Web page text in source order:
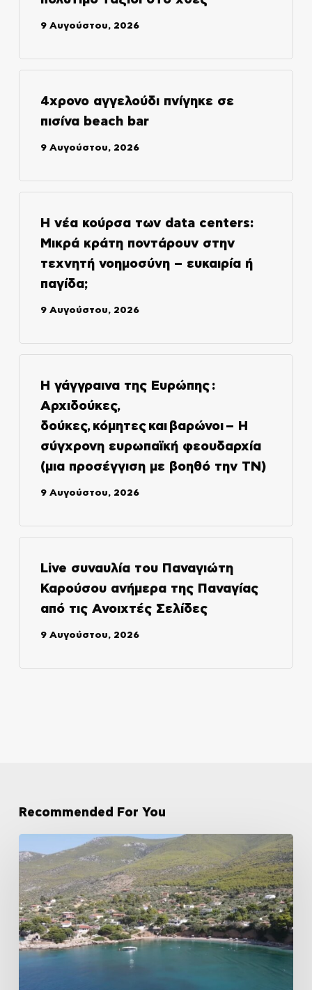
9 Αυγούστου, 2026
4χρονο αγγελούδι πνίγηκε σε
πισίνα beach bar
9 Αυγούστου, 2026
Η νέα κούρσα των data centers:
Μικρά κράτη ποντάρουν στην
τεχνητή νοημοσύνη – ευκαιρία ή
παγίδα;
9 Αυγούστου, 2026
Η γάγγραινα της Ευρώπης :
Αρχιδούκες,
δούκες, κόμητες και βαρώνοι – Η
σύγχρονη ευρωπαϊκή φεουδαρχία
(μια προσέγγιση με βοηθό την ΤΝ)
9 Αυγούστου, 2026
Live συναυλία του Παναγιώτη
Καρούσου ανήμερα της Παναγίας
από τις Ανοιχτές Σελίδες
9 Αυγούστου, 2026
Recommended For You